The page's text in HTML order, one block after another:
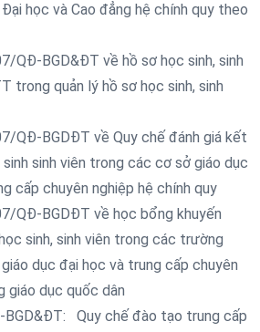
học và Cao đẳng hệ chính quy theo
QĐ-BGD&ĐT về hồ sơ học sinh, sinh
trong quản lý hồ sơ học sinh, sinh
QĐ-BGDĐT về Quy chế đánh giá kết
sinh viên trong các cơ sở giáo dục
cấp chuyên nghiệp hệ chính quy
QĐ-BGDĐT về học bổng khuyến
sinh, sinh viên trong các trường
dục đại học và trung cấp chuyên
giáo dục quốc dân
Quy chế đào tạo trung cấp